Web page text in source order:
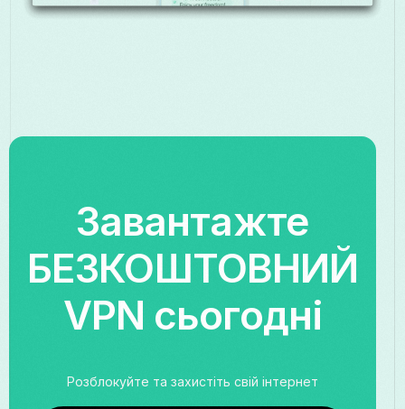
Завантажте
БЕЗКОШТОВНИЙ
VPN сьогодні
Розблокуйте та захистіть свій інтернет